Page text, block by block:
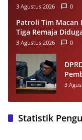
3 Agustus 2026 0
Patroli Tim Macan
Tiga Remaja
dan Sepeda Motor
3 Agustus 2026 0
Tirta
3
Statistik